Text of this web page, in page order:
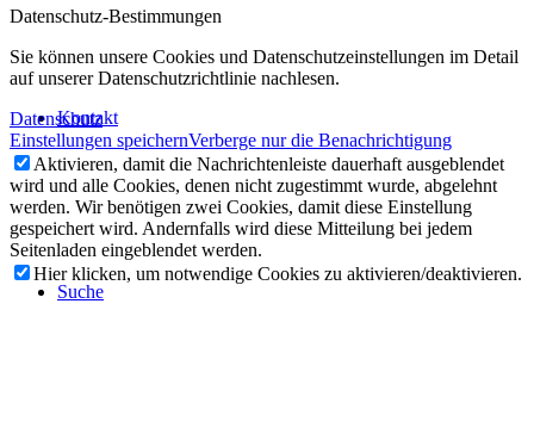
Kontakt
Suche
Datenschutz-Bestimmungen
Sie können unsere Cookies und Datenschutzeinstellungen im Detail
auf unserer Datenschutzrichtlinie nachlesen.
Datenschutz
Einstellungen speichernVerberge nur die Benachrichtigung
Aktivieren, damit die Nachrichtenleiste dauerhaft ausgeblendet
wird und alle Cookies, denen nicht zugestimmt wurde, abgelehnt
werden. Wir benötigen zwei Cookies, damit diese Einstellung
gespeichert wird. Andernfalls wird diese Mitteilung bei jedem
Seitenladen eingeblendet werden.
Hier klicken, um notwendige Cookies zu aktivieren/deaktivieren.